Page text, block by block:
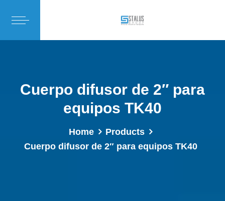
Cuerpo difusor de 2″ para
equipos TK40
Home
Products
Cuerpo difusor de 2″ para equipos TK40